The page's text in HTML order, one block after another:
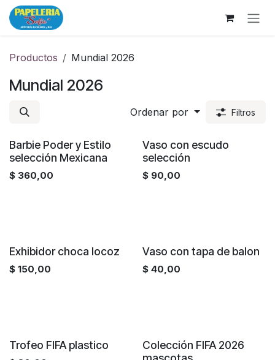
Ir al contenido
Productos Mundial 2026
Mundial 2026
Ordenar por Filtros
¡Nuevo!
Barbie Poder y Estilo
selección Mexicana
$ 360,00
Vaso con escudo
selección
$ 90,00
Exhibidor choca locoz
$ 150,00
Vaso con tapa de balon
$ 40,00
Trofeo FIFA plastico ¡Nuevo!
Colección FIFA 2026